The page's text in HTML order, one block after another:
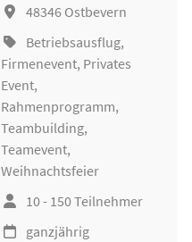
48346 Ostbevern
Betriebsausflug,
Firmenevent, Privates
Event,
Rahmenprogramm,
Teambuilding,
Teamevent,
Weihnachtsfeier
10 - 150 Teilnehmer
ganzjährig